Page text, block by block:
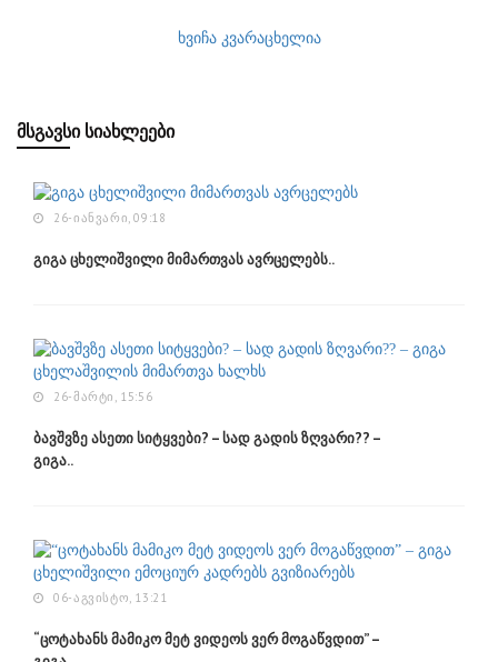
ხვიჩა კვარაცხელია
ᲛᲡᲒᲐᲕᲡᲘ ᲡᲘᲐᲮᲚᲔᲔᲑᲘ
26-ᲘᲐᲜᲕᲐᲠᲘ, 09:18
გიგა ცხელიშვილი მიმართვას ავრცელებს..
26-ᲛᲐᲠᲢᲘ, 15:56
ბავშვზე ასეთი სიტყვები? – სად გადის ზღვარი?? –
გიგა..
06-ᲐᲒᲕᲘᲡᲢᲝ, 13:21
“ცოტახანს მამიკო მეტ ვიდეოს ვერ მოგაწვდით” –